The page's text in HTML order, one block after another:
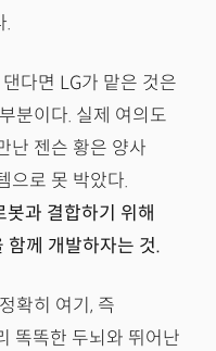
.
다면 LG가 맡은 것은
분이다. 실제 여의도
난 젠슨 황은 양사
으로 못 박았다.
과 결합하기 위해
함께 개발하자는 것.
확히 여기, 즉
똑똑한 두뇌와 뛰어난